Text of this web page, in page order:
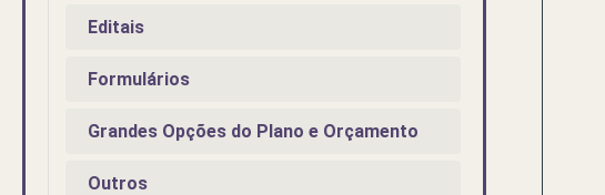
Editais
Formulários
Grandes Opções do Plano e Orçamento
Outros